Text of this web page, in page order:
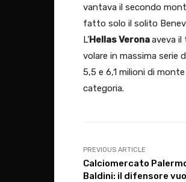
vantava il secondo
fatto solo il solito
L’Hellas Veronaaveva il
volare in massima serie
5,5 e 6,1 milioni di
categoria.
PREVIOUS ARTICLE
Calciomercato
Baldini: il difensore